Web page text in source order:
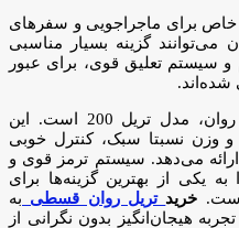
خاص برای ماجراجویی و سفرهای
می‌توانند گزینه بسیار مناسبی
و سیستم تعلیق قوی، برای عبور
یکی از محبوب‌ترین مدل‌های تریل روان، مدل تریل 200 است. این
و وزن نسبتا سبک، کنترل خوبی
می‌دهد. سیستم ترمز قوی و
یکی از بهترین گزینه‌ها برای
خرید تریل روان قسطی به
هیجان‌انگیز بدون نگرانی از